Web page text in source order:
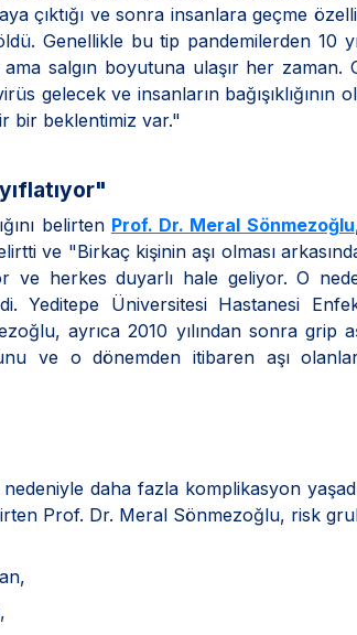
çıktığı ve sonra insanlara geçme
Genellikle bu tip pandemilerden 10
salgın boyutuna ulaşır her
gelecek ve insanların bağışıklığının
bir beklentimiz var."
belirten Prof. Dr. Meral Sönmezoğlu
ve "Birkaç kişinin aşı olması
ve herkes duyarlı hale geliyor. O
Yeditepe Üniversitesi Hastanesi
ayrıca 2010 yılından sonra grip
ve o dönemden itibaren aşı
daha fazla komplikasyon
Prof. Dr. Meral Sönmezoğlu, risk